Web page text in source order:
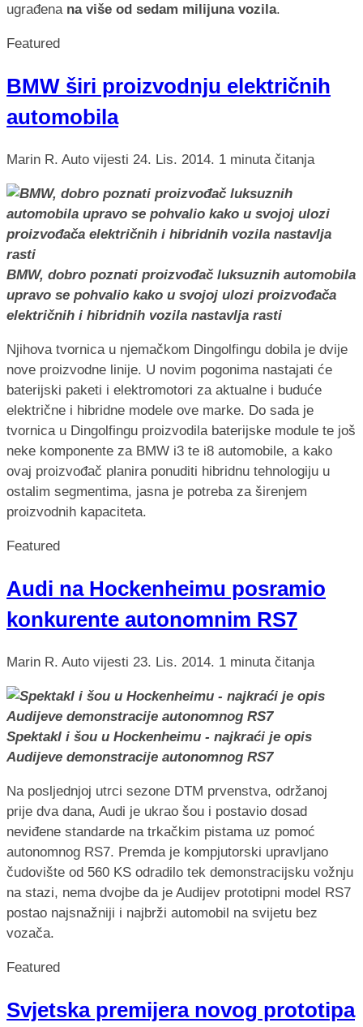
ugrađena na više od sedam milijuna vozila.
Featured
BMW širi proizvodnju električnih
automobila
Marin R. Auto vijesti 24. Lis. 2014. 1 minuta čitanja
BMW, dobro poznati proizvođač luksuznih automobila
upravo se pohvalio kako u svojoj ulozi proizvođača
električnih i hibridnih vozila nastavlja rasti
Njihova tvornica u njemačkom Dingolfingu dobila je dvije
nove proizvodne linije. U novim pogonima nastajati će
baterijski paketi i elektromotori za aktualne i buduće
električne i hibridne modele ove marke. Do sada je
tvornica u Dingolfingu proizvodila baterijske module te još
neke komponente za BMW i3 te i8 automobile, a kako
ovaj proizvođač planira ponuditi hibridnu tehnologiju u
ostalim segmentima, jasna je potreba za širenjem
proizvodnih kapaciteta.
Featured
Audi na Hockenheimu posramio
konkurente autonomnim RS7
Marin R. Auto vijesti 23. Lis. 2014. 1 minuta čitanja
Spektakl i šou u Hockenheimu - najkraći je opis
Audijeve demonstracije autonomnog RS7
Na posljednjoj utrci sezone DTM prvenstva, održanoj
prije dva dana, Audi je ukrao šou i postavio dosad
neviđene standarde na trkačkim pistama uz pomoć
autonomnog RS7. Premda je kompjutorski upravljano
čudovište od 560 KS odradilo tek demonstracijsku vožnju
na stazi, nema dvojbe da je Audijev prototipni model RS7
postao najsnažniji i najbrži automobil na svijetu bez
vozača.
Featured
Svjetska premijera novog prototipa